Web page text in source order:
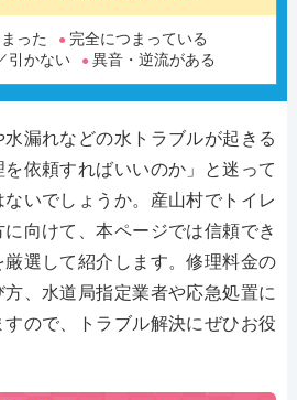
った
完全につまっている
引かない
異音・逆流がある
漏れなどの水トラブルが起きる
依頼すればいいのか」と迷って
いでしょうか。産山村でトイレ
向けて、本ページでは信頼でき
選して紹介します。修理料金の
、水道局指定業者や応急処置に
ので、トラブル解決にぜひお役